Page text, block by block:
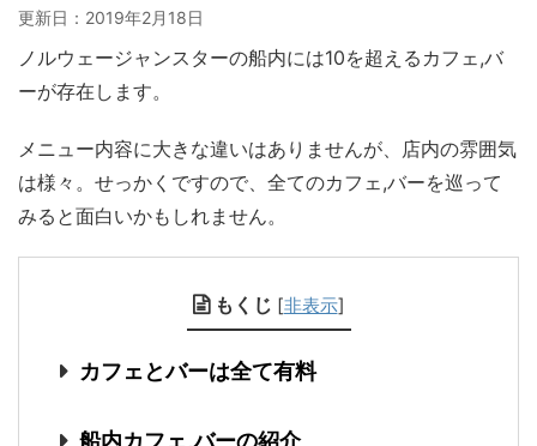
更新日： 2019年2月18日
ノルウェージャンスターの船内には10を超えるカフェ,バ
ーが存在します。
メニュー内容に大きな違いはありませんが、店内の雰囲気
は様々。せっかくですので、全てのカフェ,バーを巡って
みると面白いかもしれません。
もくじ [非表示]
カフェとバーは全て有料
船内カフェ,バーの紹介